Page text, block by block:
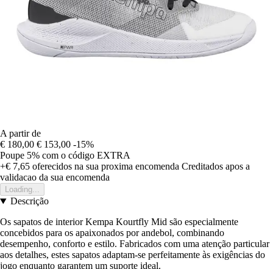
A partir de
€ 180,00 € 153,00 -15%
Poupe 5% com o código EXTRA
+€ 7,65 oferecidos na sua proxima encomenda Creditados apos a
validacao da sua encomenda
Loading...
Descrição
Os sapatos de interior Kempa Kourtfly Mid são especialmente
concebidos para os apaixonados por andebol, combinando
desempenho, conforto e estilo. Fabricados com uma atenção particular
aos detalhes, estes sapatos adaptam-se perfeitamente às exigências do
jogo enquanto garantem um suporte ideal.